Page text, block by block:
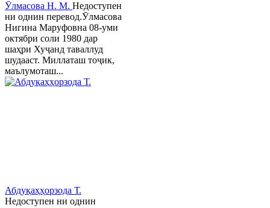
Ӯлмасова Н. М. Недоступен
ни однин перевод.Ӯлмасова
Нигина Маруфовна 08-уми
октябри соли 1980 дар
шаҳри Хуҷанд таваллуд
шудааст. Миллаташ тоҷик,
маълумоташ...
Абдуқаҳҳорзода Т.
Недоступен ни однин